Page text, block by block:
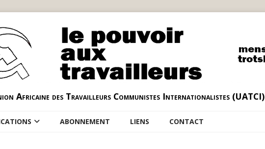
Africaine des Travailleurs Communistes Internationalistes (UATCI)
ABONNEMENT LIENS CONTACT